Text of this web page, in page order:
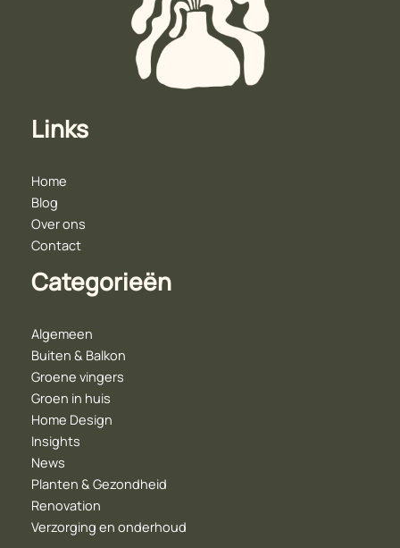
Links
Home
Blog
Over ons
Contact
Categorieën
Algemeen
Buiten & Balkon
Groene vingers
Groen in huis
Home Design
Insights
News
Planten & Gezondheid
Renovation
Verzorging en onderhoud